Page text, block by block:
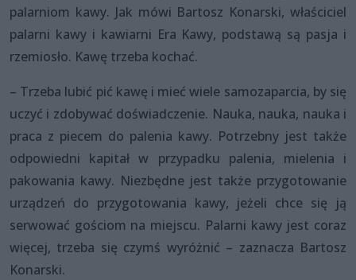
palarniom kawy. Jak mówi Bartosz Konarski, właściciel
palarni kawy i kawiarni Era Kawy, podstawą są pasja i
rzemiosło. Kawę trzeba kochać.
– Trzeba lubić pić kawę i mieć wiele samozaparcia, by się
uczyć i zdobywać doświadczenie. Nauka, nauka, nauka i
praca z piecem do palenia kawy. Potrzebny jest także
odpowiedni kapitał w przypadku palenia, mielenia i
pakowania kawy. Niezbędne jest także przygotowanie
urządzeń do przygotowania kawy, jeżeli chce się ją
serwować gościom na miejscu. Palarni kawy jest coraz
więcej, trzeba się czymś wyróżnić – zaznacza Bartosz
Konarski.